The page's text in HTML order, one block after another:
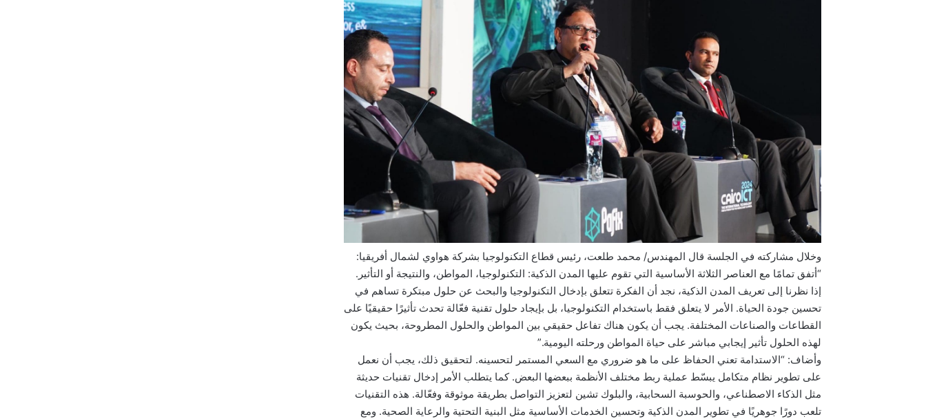
وخلال مشاركته في الجلسة قال المهندس/ محمد طلعت، رئيس قطاع التكنولوجيا بشركة هواوي لشمال أفريقيا:
“أتفق تمامًا مع العناصر الثلاثة الأساسية التي تقوم عليها المدن الذكية: التكنولوجيا، المواطن، والنتيجة أو التأثير.
إذا نظرنا إلى تعريف المدن الذكية، نجد أن الفكرة تتعلق بإدخال التكنولوجيا والبحث عن حلول مبتكرة تساهم في
تحسين جودة الحياة. الأمر لا يتعلق فقط باستخدام التكنولوجيا، بل بإيجاد حلول تقنية فعّالة تحدث تأثيرًا حقيقيًا على
القطاعات والصناعات المختلفة. يجب أن يكون هناك تفاعل حقيقي بين المواطن والحلول المطروحة، بحيث يكون
لهذه الحلول تأثير إيجابي مباشر على حياة المواطن ورحلته اليومية.”
وأضاف: “الاستدامة تعني الحفاظ على ما هو ضروري مع السعي المستمر لتحسينه. لتحقيق ذلك، يجب أن نعمل
على تطوير نظام متكامل يبسّط عملية ربط مختلف الأنظمة ببعضها البعض. كما يتطلب الأمر إدخال تقنيات حديثة
مثل الذكاء الاصطناعي، والحوسبة السحابية، والبلوك تشين لتعزيز التواصل بطريقة موثوقة وفعّالة. هذه التقنيات
تلعب دورًا جوهريًا في تطوير المدن الذكية وتحسين الخدمات الأساسية مثل البنية التحتية والرعاية الصحية. ومع